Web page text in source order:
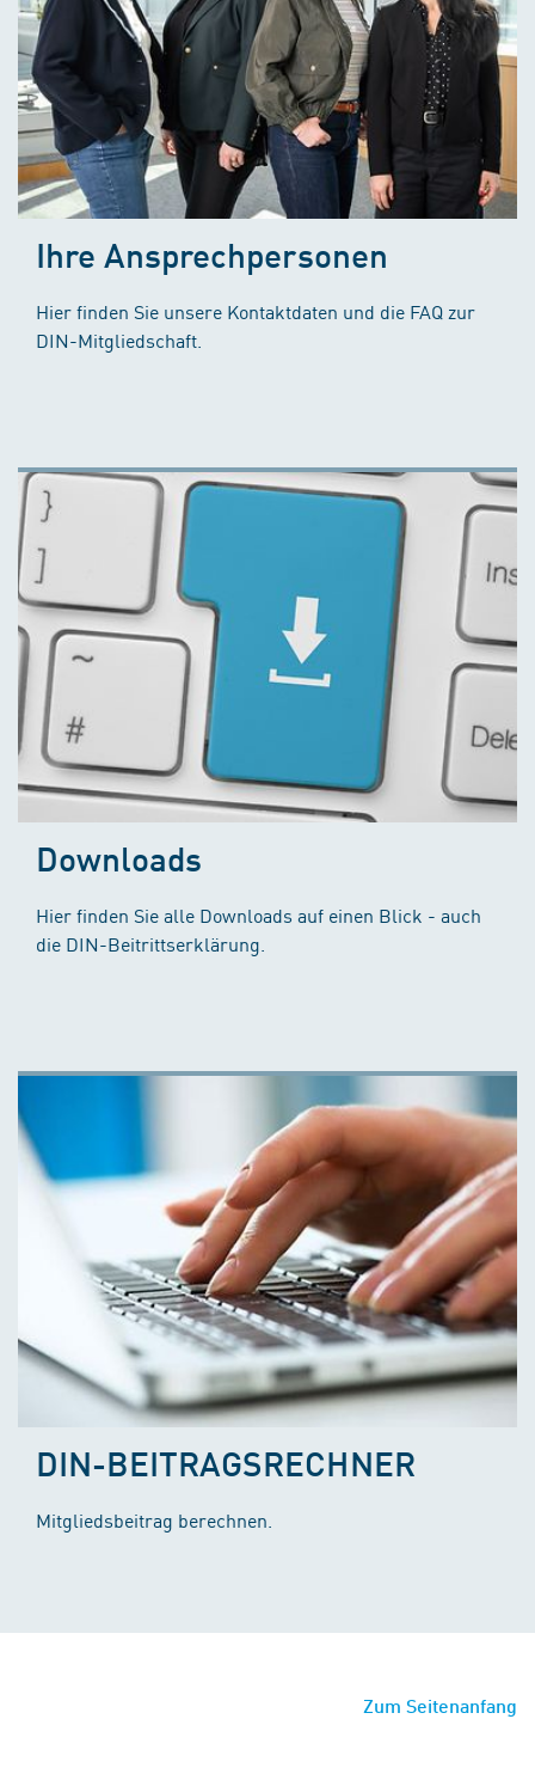
Ihre Ansprechpersonen
Hier finden Sie unsere Kontaktdaten und die FAQ zur
DIN-Mitgliedschaft.
Downloads
Hier finden Sie alle Downloads auf einen Blick - auch
die DIN-Beitrittserklärung.
DIN-BEITRAGSRECHNER
Mitgliedsbeitrag berechnen.
Zum Seitenanfang